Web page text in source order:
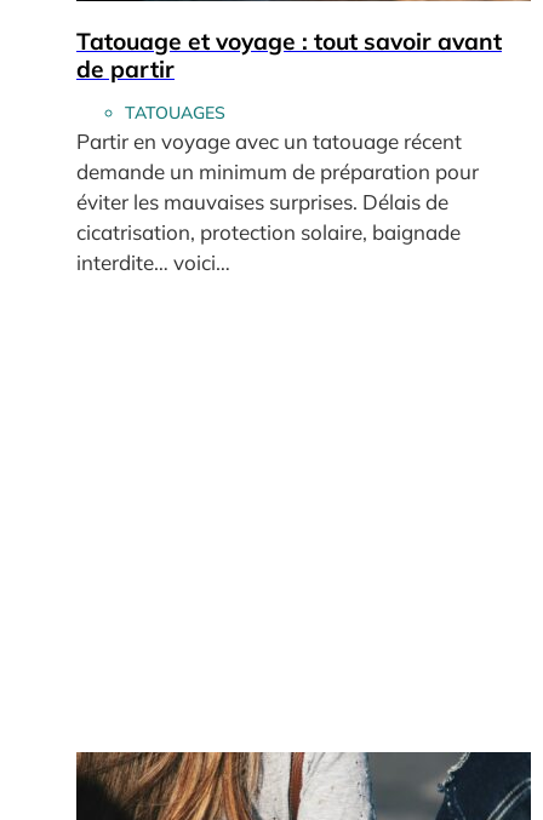
Tatouage et voyage : tout savoir avant
de partir
TATOUAGES
Partir en voyage avec un tatouage récent
demande un minimum de préparation pour
éviter les mauvaises surprises. Délais de
cicatrisation, protection solaire, baignade
interdite… voici…